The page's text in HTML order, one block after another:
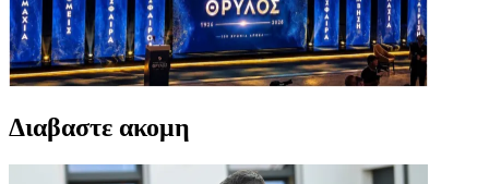
Διαβαστε ακομη